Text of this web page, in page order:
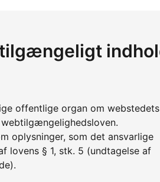
offentlige organ om webstedets
oplysninger, som det ansvarlige
lovens § 1, stk. 5 (undtagelse af